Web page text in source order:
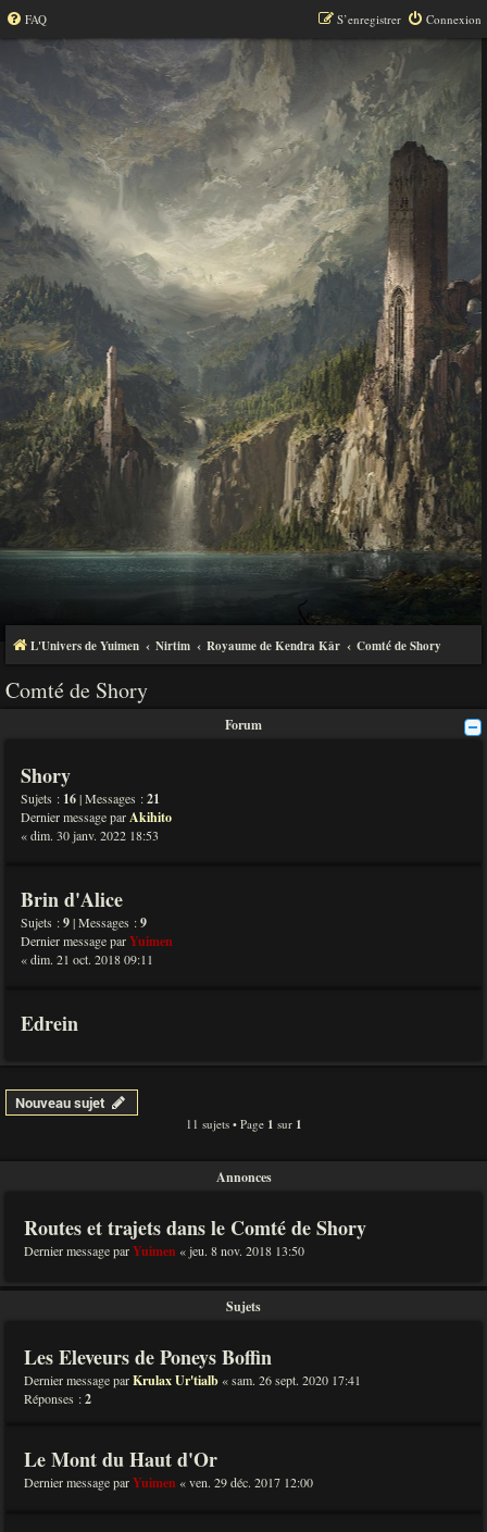
FAQ Connexion
S’enregistrer
L'Univers de Yuimen Nirtim Royaume de Kendra Kâr Comté de Shory
Comté de Shory
Forum
Shory
Sujets : 16| Messages :21
Dernier message parAkihito
« dim. 30 janv. 2022 18:53
Brin d'Alice
Sujets :9| Messages :9
Dernier message parYuimen
« dim. 21 oct. 2018 09:11
Edrein
Nouveau sujet
11 sujets • Page 1 sur 1
Annonces
Routes et trajets dans le Comté de Shory
Dernier message parYuimen «jeu. 8 nov. 2018 13:50
Sujets
Les Eleveurs de Poneys Boffin
Dernier message parKrulax Ur'tialb «sam. 26 sept. 2020 17:41
Réponses :2
Le Mont du Haut d'Or
Dernier message parYuimen «ven. 29 déc. 2017 12:00